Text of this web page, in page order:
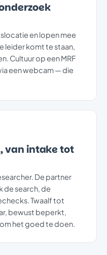
en lopen mee
leider komt te staan,
Cultuur op een MRF
een webcam — die
van intake tot
De partner
de search, de
Twaalf tot
bewust beperkt,
het goed te doen.